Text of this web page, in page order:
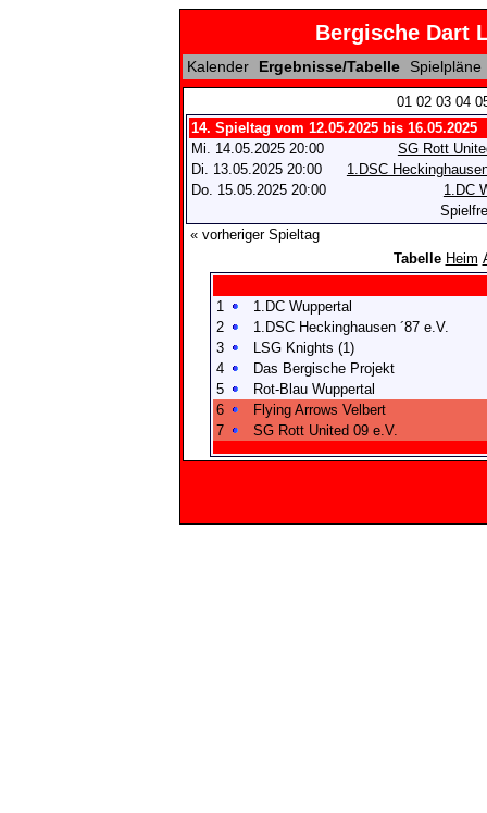
Bergische Dart
Kalender Ergebnisse/Tabelle Spielpläne
01 02 03 04
14. Spieltag vom 12.05.2025 bis 16.05.2025
Mi. 14.05.2025 20:00
SG Rott
Di. 13.05.2025 20:00
1.DSC
Do. 15.05.2025 20:00
1.DC
« vorheriger Spieltag
Tabelle Heim
1
1.DC Wuppertal
2
1.DSC Heckinghausen ´87 e.V.
3
LSG Knights (1)
4
Das Bergische Projekt
5
Rot-Blau Wuppertal
6
Flying Arrows Velbert
7
SG Rott United 09 e.V.